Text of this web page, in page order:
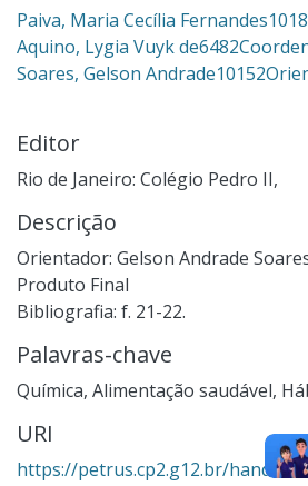
Paiva, Maria Cecília
Aquino, Lygia Vuyk
Soares, Gelson
Editor
Rio de Janeiro: Colégio Pedro II,
Descrição
Orientador: Gelson Andrade
Produto Final
Bibliografia: f. 21-22.
Palavras-chave
Química, Alimentação saudável,
URI
https://petrus.cp2.g12.br/handle/